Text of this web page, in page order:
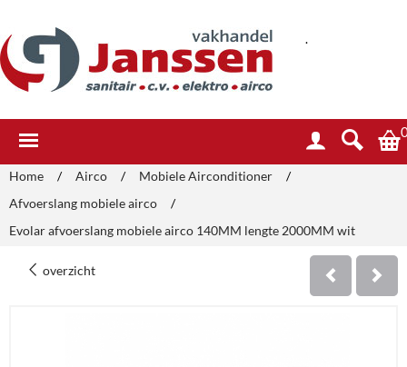
.
Home / Airco / Mobiele Airconditioner
/
Afvoerslang mobiele airco
/
Evolar afvoerslang mobiele airco 140MM lengte 2000MM wit
overzicht